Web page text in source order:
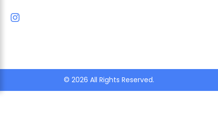
I
c
n
© 2026 All Rights Reserved.